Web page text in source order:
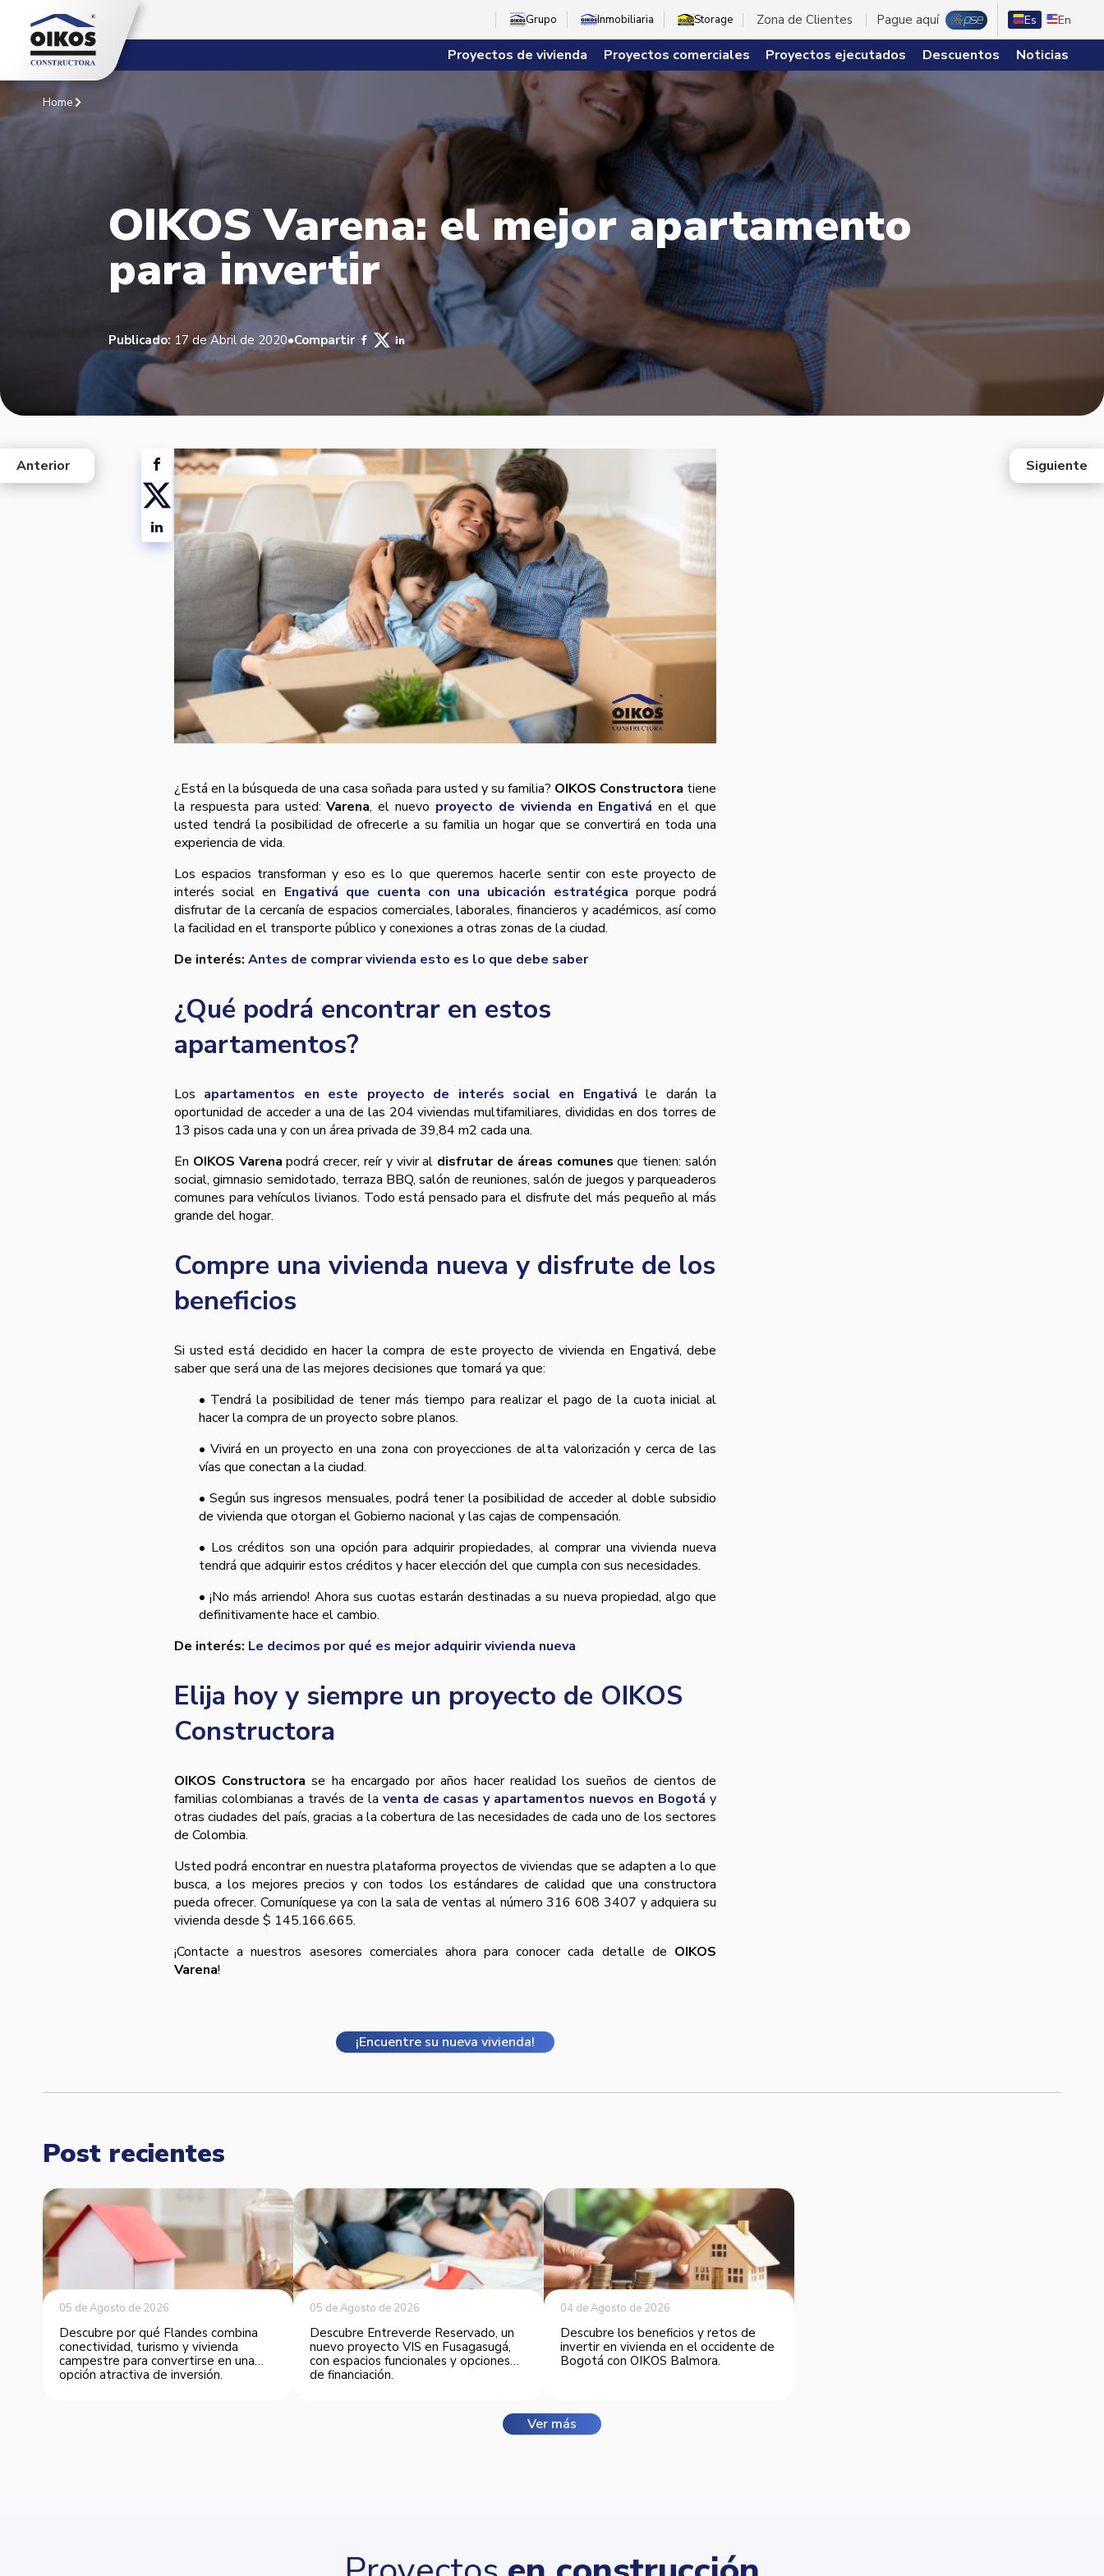
Grupo Inmobiliaria Storage Zona de Clientes Pague aquí Es En
Proyectos de vivienda Proyectos comerciales Proyectos ejecutados Descuentos Noticias
Home
OIKOS Varena: el mejor apartamento
para invertir
Publicado: 17 de Abril de 2020•Compartir
¿Está en la búsqueda de una casa soñada para usted y su familia? OIKOS Constructora tiene
la respuesta para usted:Varena, el nuevo proyecto de vivienda en Engativá en el que
usted tendrá la posibilidad de ofrecerle a su familia un hogar que se convertirá en toda una
experiencia de vida.
Los espacios transforman y eso es lo que queremos hacerle sentir con este proyecto de
interés social en Engativá que cuenta con una ubicación estratégica porque podrá
disfrutar de la cercanía de espacios comerciales, laborales, financieros y académicos, así como
la facilidad en el transporte público y conexiones a otras zonas de la ciudad.
De interés: Antes de comprar vivienda esto es lo que debe saber
¿Qué podrá encontrar en estos
apartamentos?
Los apartamentos en este proyecto de interés social en Engativá le darán la
oportunidad de acceder a una de las 204 viviendas multifamiliares, divididas en dos torres de
13 pisos cada una y con un área privada de 39,84 m2 cada una.
En OIKOS Varena podrá crecer, reír y vivir al disfrutar de áreas comunes que tienen: salón
social, gimnasio semidotado, terraza BBQ, salón de reuniones, salón de juegos y parqueaderos
comunes para vehículos livianos. Todo está pensado para el disfrute del más pequeño al más
grande del hogar.
Compre una vivienda nueva y disfrute de los
beneficios
Si usted está decidido en hacer la compra de este proyecto de vivienda en Engativá, debe
saber que será una de las mejores decisiones que tomará ya que:
• Tendrá la posibilidad de tener más tiempo para realizar el pago de la cuota inicial al
hacer la compra de un proyecto sobre planos.
• Vivirá en un proyecto en una zona con proyecciones de alta valorización y cerca de las
vías que conectan a la ciudad.
• Según sus ingresos mensuales, podrá tener la posibilidad de acceder al doble subsidio
de vivienda que otorgan el Gobierno nacional y las cajas de compensación.
• Los créditos son una opción para adquirir propiedades, al comprar una vivienda nueva
tendrá que adquirir estos créditos y hacer elección del que cumpla con sus necesidades.
• ¡No más arriendo! Ahora sus cuotas estarán destinadas a su nueva propiedad, algo que
definitivamente hace el cambio.
De interés: Le decimos por qué es mejor adquirir vivienda nueva
Elija hoy y siempre un proyecto de OIKOS
Constructora
OIKOS Constructora se ha encargado por años hacer realidad los sueños de cientos de
familias colombianas a través de la venta de casas y apartamentos nuevos en Bogotá y
otras ciudades del país, gracias a la cobertura de las necesidades de cada uno de los sectores
de Colombia.
Usted podrá encontrar en nuestra plataforma proyectos de viviendas que se adapten a lo que
busca, a los mejores precios y con todos los estándares de calidad que una constructora
pueda ofrecer. Comuníquese ya con la sala de ventas al número 316 608 3407 y adquiera su
vivienda desde $ 145.166.665.
¡Contacte a nuestros asesores comerciales ahora para conocer cada detalle de OIKOS
Varena!
¡Encuentre su nueva vivienda!
west
Anterior Siguiente
Post recientes
05 de Agosto de 2026
Descubre por qué Flandes combina
conectividad, turismo y vivienda
campestre para convertirse en una
opción atractiva de inversión.
05 de Agosto de 2026
Descubre Entreverde Reservado, un
nuevo proyecto VIS en Fusagasugá,
con espacios funcionales y opciones
de financiación.
04 de Agosto de 2026
Descubre los beneficios y retos de
invertir en vivienda en el occidente de
Bogotá con OIKOS Balmora.
Ver más